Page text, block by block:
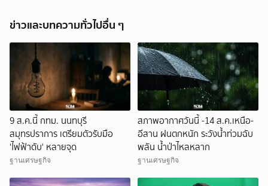
ข่าวและบทความทั่วไปอื่น ๆ
9 ส.ค.นี้ กทม. นนทบุรี
สมุทรปราการ เตรียมตัวรับมือ
'ไฟฟ้าดับ' หลายจุด
ฐานเศรษฐกิจ
สภาพอากาศวันนี้ -14 ส.ค.เหนือ-
อีสาน ฝนตกหนัก ระวังน้ำท่วมฉับ
พลัน น้ำป่าไหลหลาก
ฐานเศรษฐกิจ